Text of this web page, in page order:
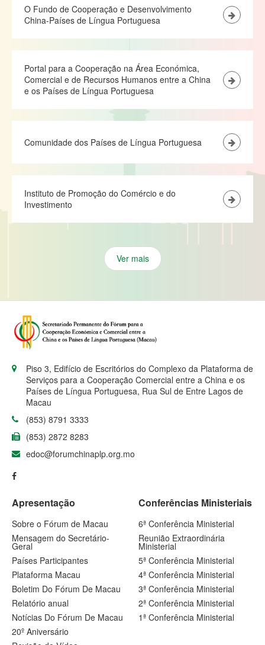
O Fundo de Cooperação e Desenvolvimento
China-Países de Língua Portuguesa
Portal para a Cooperação na Área Económica,
Comercial e de Recursos Humanos entre a China
e os Países de Língua Portuguesa
Comunidade dos Países de Língua Portuguesa
Instituto de Promoção do Comércio e do
Investimento
Ver mais
Piso 3, Edifício de Escritórios do Complexo da Plataforma de
Serviços para a Cooperação Comercial entre a China e os
Países de Língua Portuguesa, Rua Sul de Entre Lagos de
Macau
(853) 8791 3333
(853) 2872 8283
edoc@forumchinaplp.org.mo
Apresentação
Sobre o Fórum de Macau
Mensagem do Secretário-
Geral
Países Participantes
Plataforma Macau
Boletim Do Fórum De Macau
Relatório anual
Notícias Do Fórum De Macau
20º Aniversário
Conferências Ministeriais
6ª Conferência Ministerial
Reunião Extraordinária
Ministerial
5ª Conferência Ministerial
4ª Conferência Ministerial
3ª Conferência Ministerial
2ª Conferência Ministerial
1ª Conferência Ministerial